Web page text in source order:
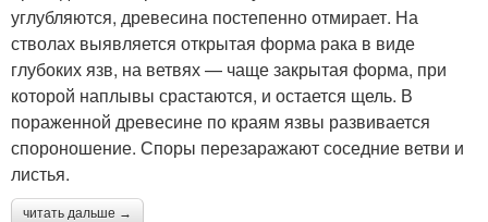
углубляются, древесина постепенно отмирает. На
стволах выявляется открытая форма рака в виде
глубоких язв, на ветвях — чаще закрытая форма, при
которой наплывы срастаются, и остается щель. В
пораженной древесине по краям язвы развивается
спороношение. Споры перезаражают соседние ветви и
листья.
читать дальше →